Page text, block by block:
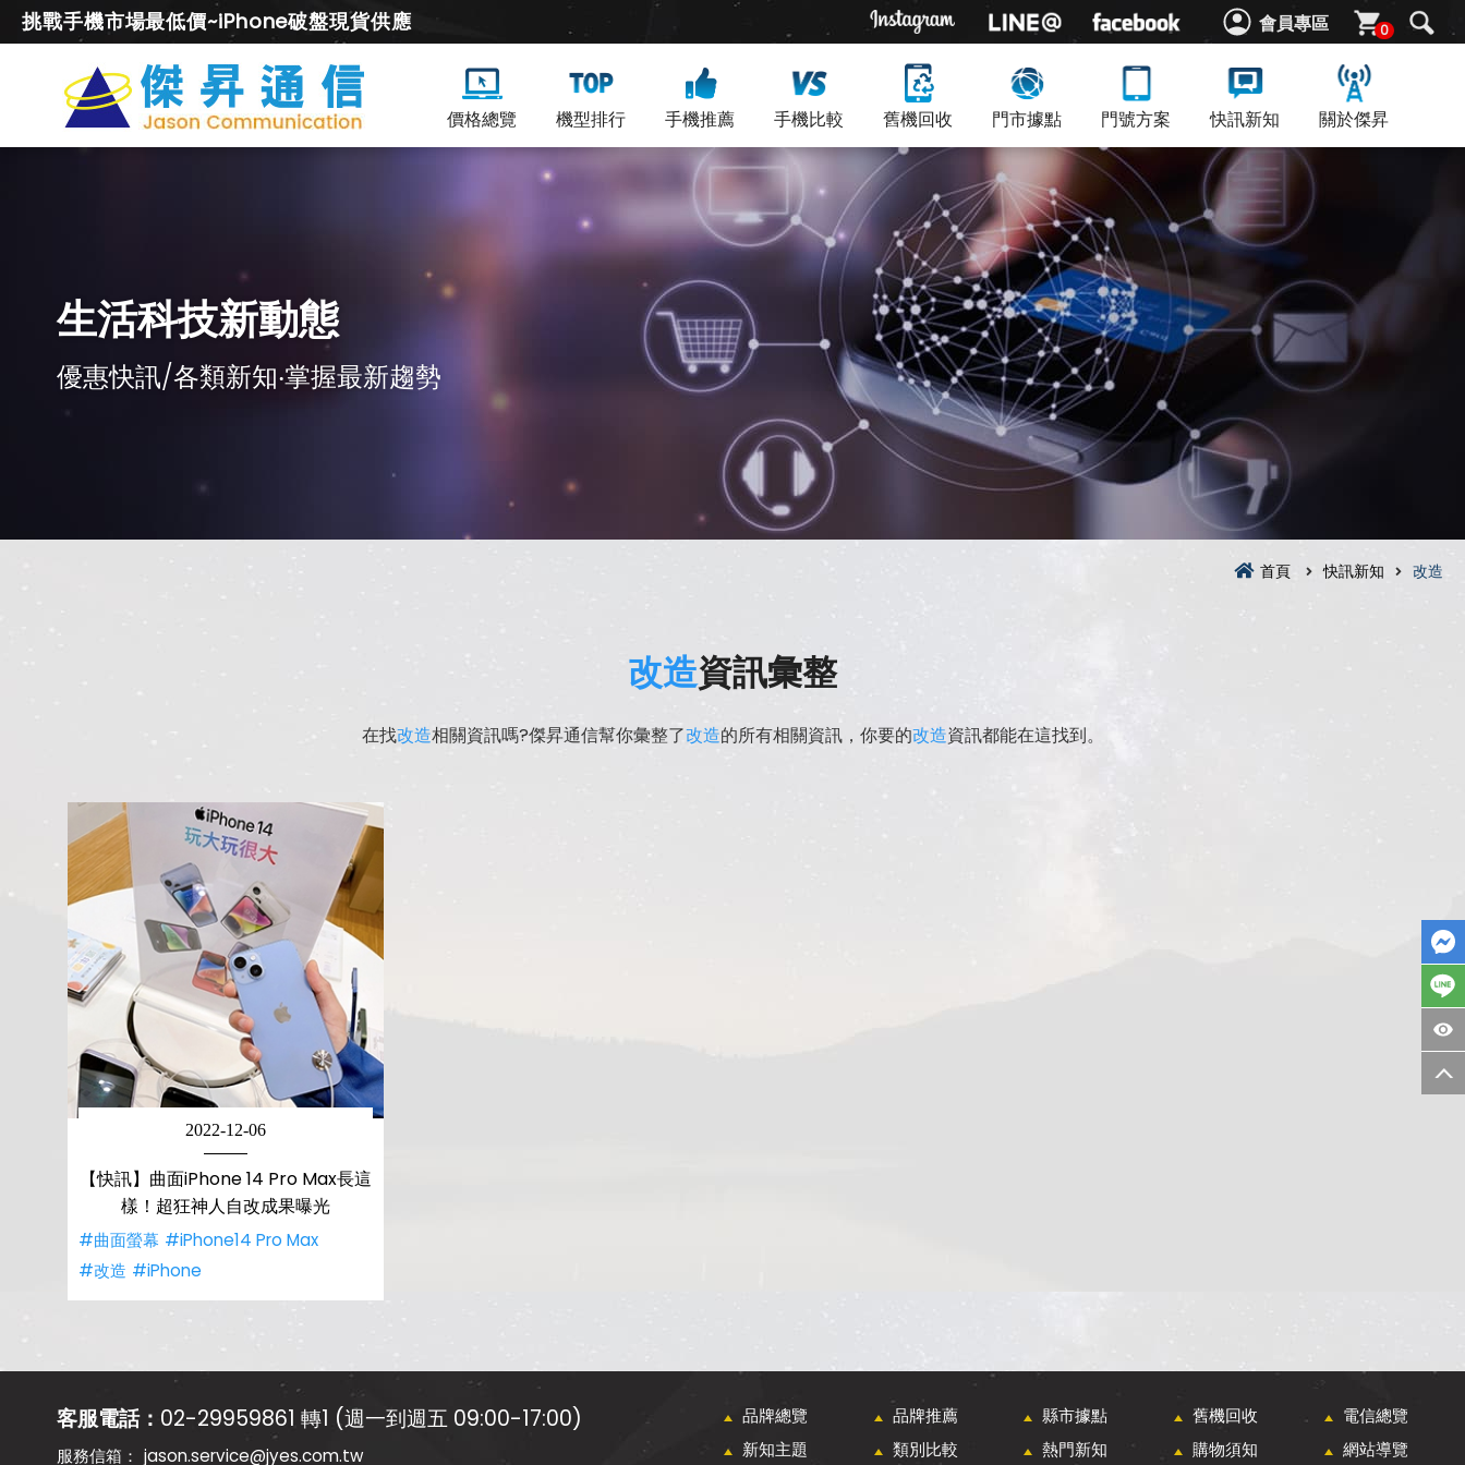
會員專區 0
挑戰手機市場最低價~iPhone破盤現貨供應
價格總覽 機型排行 手機推薦 手機比較 舊機回收 門市據點 門號方案 快訊新知 關於傑昇
生活科技新動態
優惠快訊/各類新知‧掌握最新趨勢
首頁 快訊新知 改造
改造資訊彙整
在找改造相關資訊嗎?傑昇通信幫你彙整了改造的所有相關資訊，你要的改造資訊都能在這找到。
2022-12-06
【快訊】曲面iPhone 14 Pro Max長這
樣！超狂神人自改成果曝光
#曲面螢幕 #iPhone14 Pro Max
#改造 #iPhone
客服電話： 02-29959861 轉1 (週一到週五 09:00-17:00)
jason.service@jyes.com.tw
品牌總覽 品牌推薦 縣市據點 舊機回收
電信總覽
新知主題
類別比較 熱門新知 購物須知 網站導覽